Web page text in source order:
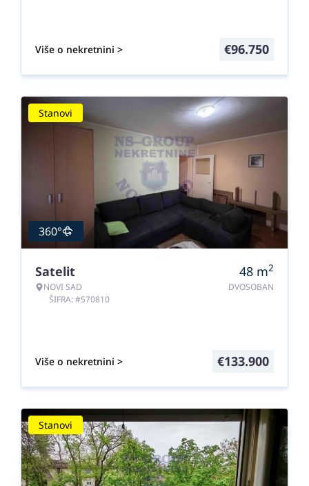
Više o nekretnini > €96.750
Stanovi
360°
Satelit
NOVI SAD
ŠIFRA: #570810
48 m2
DVOSOBAN
Više o nekretnini > €133.900
Stanovi